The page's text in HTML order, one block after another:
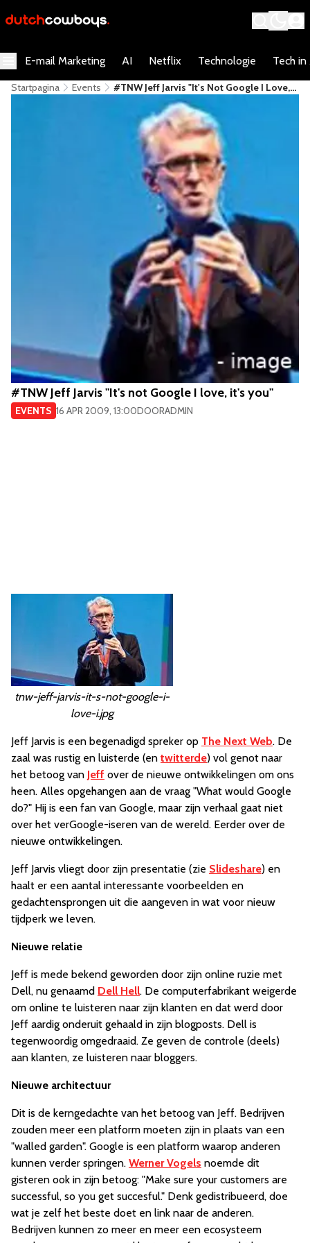
E-mail Marketing AI Netflix Technologie Tech in
Startpagina Events
#TNW Jeff Jarvis "It's Not Google I Love,
#TNW Jeff Jarvis "It's not Google I love, it's you"
EVENTS 16 APR 2009, 13:00DOORADMIN
tnw-jeff-jarvis-it-s-not-google-i-
love-i.jpg
Jeff Jarvis is een begenadigd spreker op The Next Web. De
zaal was rustig en luisterde (en twitterde) vol genot naar
het betoog van Jeff over de nieuwe ontwikkelingen om ons
heen. Alles opgehangen aan de vraag "What would Google
do?" Hij is een fan van Google, maar zijn verhaal gaat niet
over het verGoogle-iseren van de wereld. Eerder over de
nieuwe ontwikkelingen.
Jeff Jarvis vliegt door zijn presentatie (zie Slideshare) en
haalt er een aantal interessante voorbeelden en
gedachtensprongen uit die aangeven in wat voor nieuw
tijdperk we leven.
Nieuwe relatie
Jeff is mede bekend geworden door zijn online ruzie met
Dell, nu genaamd Dell Hell. De computerfabrikant weigerde
om online te luisteren naar zijn klanten en dat werd door
Jeff aardig onderuit gehaald in zijn blogposts. Dell is
tegenwoordig omgedraaid. Ze geven de controle (deels)
aan klanten, ze luisteren naar bloggers.
Nieuwe architectuur
Dit is de kerngedachte van het betoog van Jeff. Bedrijven
zouden meer een platform moeten zijn in plaats van een
"walled garden". Google is een platform waarop anderen
kunnen verder springen. Werner Vogels noemde dit
gisteren ook in zijn betoog: "Make sure your customers are
successful, so you get succesful." Denk gedistribueerd, doe
wat je zelf het beste doet en link naar de anderen.
Bedrijven kunnen zo meer en meer een ecosysteem